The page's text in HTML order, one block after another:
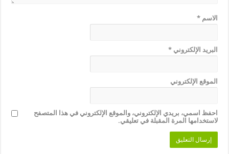
الاسم*
البريد الإلكتروني*
الموقع الإلكتروني
احفظ اسمي، بريدي الإلكتروني، والموقع الإلكتروني في هذا المتصفح
لاستخدامها المرة المقبلة في تعليقي.